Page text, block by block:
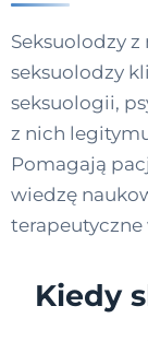
Seksuolodzy z
seksuolodzy
seksuologii,
z nich
Pomagają
wiedzę
terapeutyczne
Kiedy